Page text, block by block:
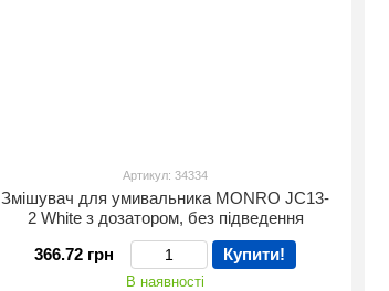
Артикул: 34334
Змішувач для умивальника MONRO JC13-
2 White з дозатором, без підведення
366.72 грн
Купити!
В наявності